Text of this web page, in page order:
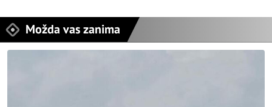
Možda vas zanima